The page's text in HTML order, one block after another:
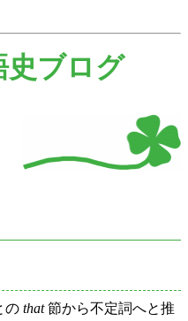
史ブログ
の that節から不定詞へと推